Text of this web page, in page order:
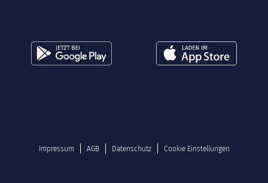
Impressum AGB Datenschutz Cookie Einstellungen